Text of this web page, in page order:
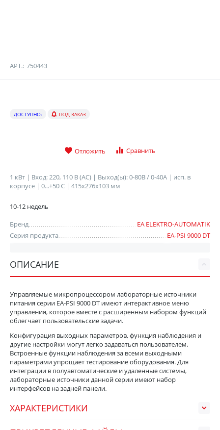
АРТ.: 750443
ДОСТУПНО: ПОД ЗАКАЗ
Отложить Сравнить
1 кВт | Вход: 220, 110 В (AC) | Выход(ы): 0-80B / 0-40A | исп. в
корпусе | 0...+50 C | 415x276x103 мм
10-12 недель
Бренд
EA ELEKTRO-AUTOMATIK
Серия продукта
EA-PSI 9000 DT
ОПИСАНИЕ
Управляемые микропроцессором лабораторные источники
питания серии EA-PSI 9000 DT имеют интерактивное меню
управления, которое вместе с расширенным набором функций
облегчает пользовательские задачи.
Конфигурация выходных параметров, функция наблюдения и
другие настройки могут легко задаваться пользователем.
Встроенные функции наблюдения за всеми выходными
параметрами упрощает тестирование оборудования. Для
интеграции в полуавтоматические и удаленные системы,
лабораторные источники данной серии имеют набор
интерфейсов на задней панели.
ХАРАКТЕРИСТИКИ